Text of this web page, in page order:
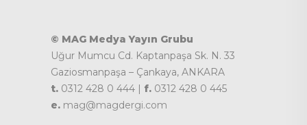
© MAG Medya Yayın Grubu
Uğur Mumcu Cd. Kaptanpaşa Sk. N. 33
Gaziosmanpaşa – Çankaya, ANKARA
t. 0312 428 0 444 | f. 0312 428 0 445
e. mag@magdergi.com